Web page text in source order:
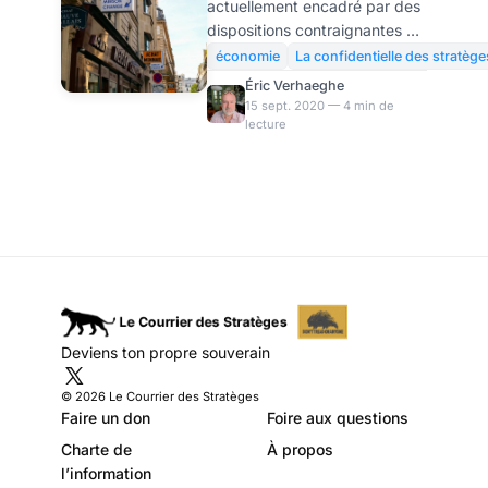
prennent des
risques
actuellement encadré par des
dispositions contraignantes de
l’Union Européenne pour éviter
les dérives connues en 2008 :
prise de risque inconsidérée
qui rapportent des sommes
banquiers revient sur la table
des revendications françaises
dans l’Union. C’est ce qui
ressort d’un document
économie
La confidentielle des
Éric Verhaeghe
15 sept. 2020 — 4 min de
lecture
Deviens ton propre souverain
© 2026 Le Courrier des Stratèges
Faire un don
Foire aux questions
Charte de
l’information
À propos